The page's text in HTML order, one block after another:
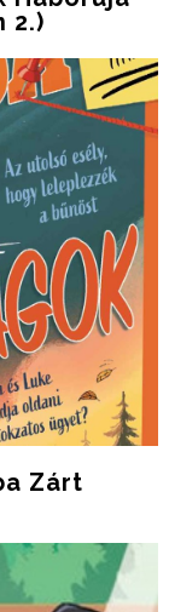
2.)
Zárt